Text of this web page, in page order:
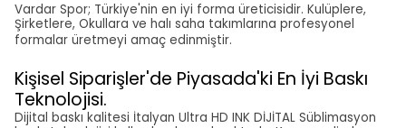
Vardar Spor; Türkiye'nin en iyi forma üreticisidir. Kulüplere,
Şirketlere, Okullara ve halı saha takımlarına profesyonel
formalar üretmeyi amaç edinmiştir.
Kişisel Siparişler'de Piyasada'ki En İyi Baskı
Teknolojisi.
Dijital baskı kalitesi İtalyan Ultra HD INK DİJİTAL Süblimasyon